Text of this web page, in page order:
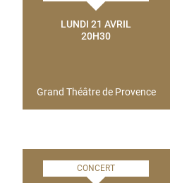
LUNDI 21 AVRIL
20H30
Grand Théâtre de Provence
CONCERT